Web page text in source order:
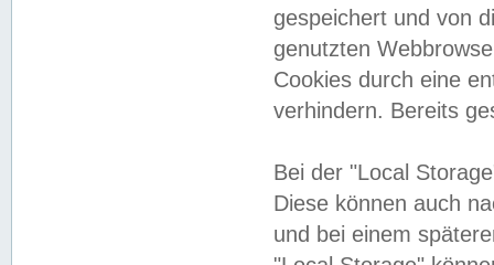
gespeichert und von
genutzten
Cookies durch eine
verhindern. Bereits
Bei der "Local
Diese können auch
und bei einem